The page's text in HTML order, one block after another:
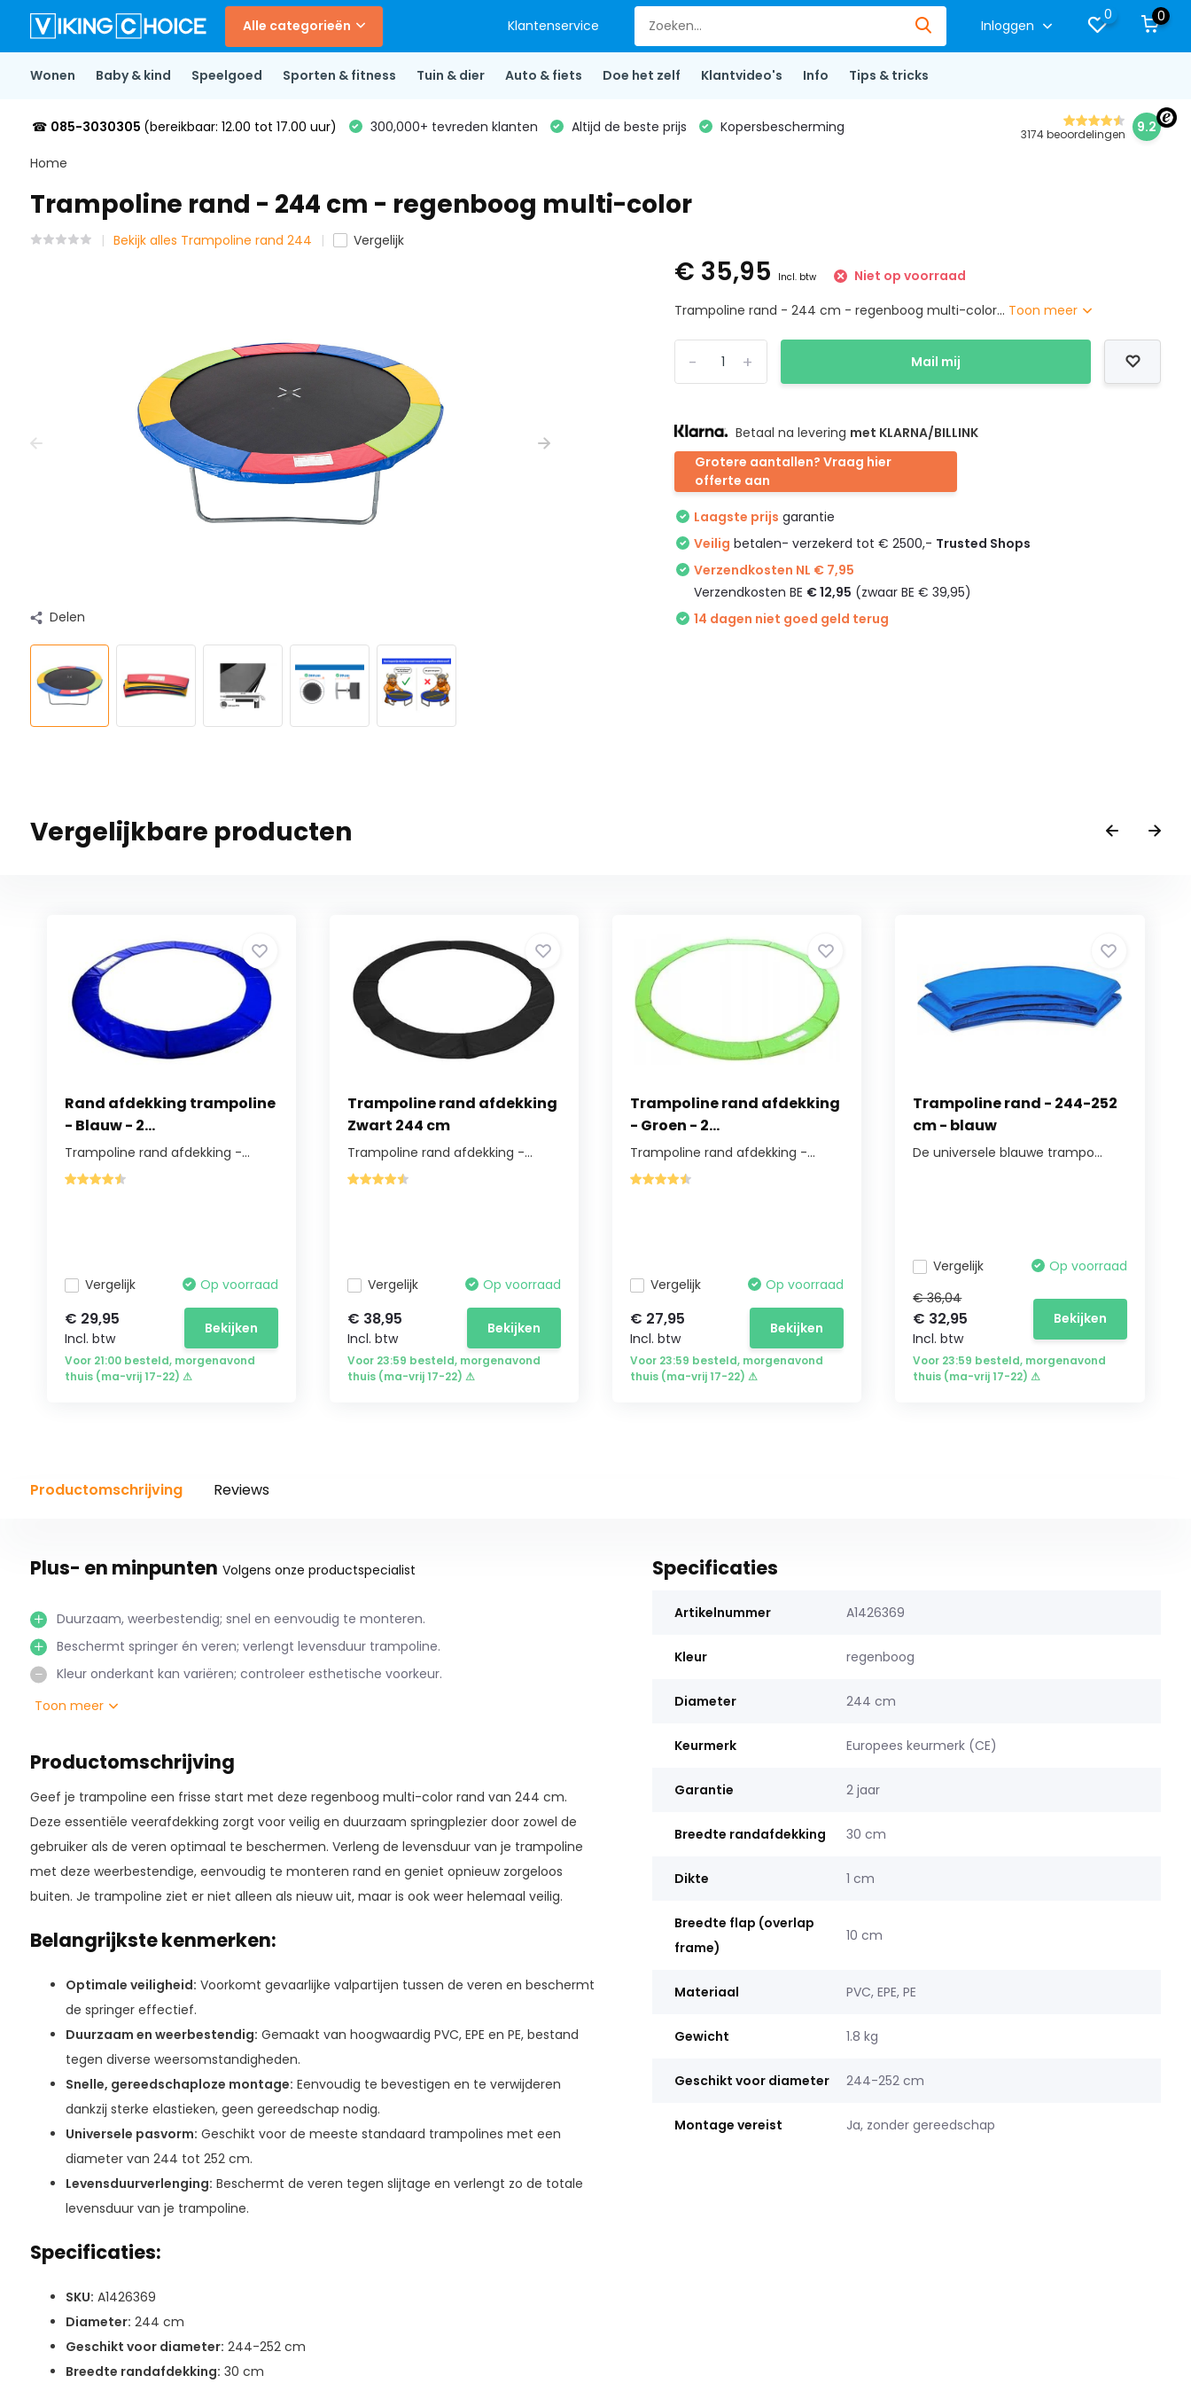
Alle categorieën Klantenservice Inloggen
0 0
Wonen Baby & kind Speelgoed Sporten & fitness Tuin & dier Auto & fiets Doe het zelf Klantvideo's Info Tips & tricks
☎ 085-3030305 (bereikbaar: 12.00 tot 17.00 uur) 300,000+ tevreden klanten Altijd de beste prijs Kopersbescherming 3174 beoordelingen 9.2
Home
Trampoline rand - 244 cm - regenboog multi-color
Bekijk alles Trampoline rand 244 Vergelijk
Delen
€ 35,95 Incl. btw
Niet op voorraad
Trampoline rand - 244 cm - regenboog multi-color... Toon meer
+
- Mail mij
Betaal na levering met KLARNA/BILLINK
Grotere aantallen? Vraag hier
offerte aan
Laagste prijs garantie
Veilig betalen- verzekerd tot € 2500,- Trusted Shops
Verzendkosten NL € 7,95
Verzendkosten BE € 12,95 (zwaar BE € 39,95)
14 dagen niet goed geld terug
Vergelijkbare producten
Rand afdekking trampoline
- Blauw - 2...
Trampoline rand afdekking -...
Vergelijk Op voorraad
€ 29,95
Incl. btw
Bekijken
Voor 21:00 besteld, morgenavond
thuis (ma-vrij 17-22) ⚠
Trampoline rand afdekking
Zwart 244 cm
Trampoline rand afdekking -...
Vergelijk Op voorraad
€ 38,95
Incl. btw
Bekijken
Voor 23:59 besteld, morgenavond
thuis (ma-vrij 17-22) ⚠
Trampoline rand afdekking
- Groen - 2...
Trampoline rand afdekking -...
Vergelijk Op voorraad
€ 27,95
Incl. btw
Bekijken
Voor 23:59 besteld, morgenavond
thuis (ma-vrij 17-22) ⚠
Trampoline rand - 244-252
cm - blauw
De universele blauwe trampo...
Vergelijk
Op voorraad
€ 36,04
€ 32,95
Incl. btw
Bekijken
Voor 23:59 besteld, morgenavond
thuis (ma-vrij 17-22) ⚠
Productomschrijving Reviews
Plus- en minpunten Volgens onze productspecialist
Duurzaam, weerbestendig; snel en eenvoudig te monteren.
Beschermt springer én veren; verlengt levensduur trampoline.
Kleur onderkant kan variëren; controleer esthetische voorkeur.
Toon meer
Productomschrijving
Geef je trampoline een frisse start met deze regenboog multi-color rand van 244 cm.
Deze essentiële veerafdekking zorgt voor veilig en duurzaam springplezier door zowel de
gebruiker als de veren optimaal te beschermen. Verleng de levensduur van je trampoline
met deze weerbestendige, eenvoudig te monteren rand en geniet opnieuw zorgeloos
buiten. Je trampoline ziet er niet alleen als nieuw uit, maar is ook weer helemaal veilig.
Belangrijkste kenmerken:
Optimale veiligheid: Voorkomt gevaarlijke valpartijen tussen de veren en beschermt
de springer effectief.
Duurzaam en weerbestendig: Gemaakt van hoogwaardig PVC, EPE en PE, bestand
tegen diverse weersomstandigheden.
Snelle, gereedschaploze montage: Eenvoudig te bevestigen en te verwijderen
dankzij sterke elastieken, geen gereedschap nodig.
Universele pasvorm: Geschikt voor de meeste standaard trampolines met een
diameter van 244 tot 252 cm.
Levensduurverlenging: Beschermt de veren tegen slijtage en verlengt zo de totale
levensduur van je trampoline.
Specificaties:
SKU: A1426369
Diameter: 244 cm
Geschikt voor diameter: 244-252 cm
Breedte randafdekking: 30 cm
Specificaties
Artikelnummer A1426369
Kleur regenboog
Diameter 244 cm
Keurmerk Europees keurmerk (CE)
Garantie 2 jaar
Breedte randafdekking 30 cm
Dikte 1 cm
Breedte flap (overlap
frame)
10 cm
Materiaal PVC, EPE, PE
Gewicht 1.8 kg
Geschikt voor diameter 244-252 cm
Montage vereist Ja, zonder gereedschap